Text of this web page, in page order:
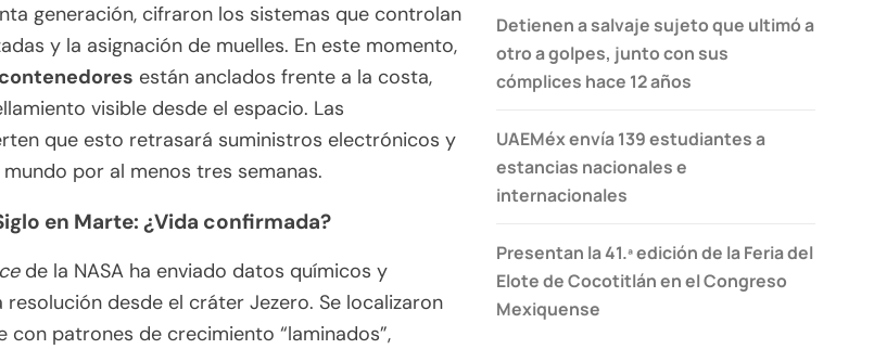
generación, cifraron los sistemas que controlan
y la asignación de muelles. En este momento,
están anclados frente a la costa,
visible desde el espacio. Las
que esto retrasará suministros electrónicos y
por al menos tres semanas.
en Marte: ¿Vida confirmada?
de la NASA ha enviado datos químicos y
desde el cráter Jezero. Se localizaron
con patrones de crecimiento “laminados”,
Detienen a salvaje sujeto que ultimó a
otro a golpes, junto con sus
cómplices hace 12 años
UAEMéx envía 139 estudiantes a
estancias nacionales e
internacionales
Presentan la 41.ª edición de la Feria del
Elote de Cocotitlán en el Congreso
Mexiquense